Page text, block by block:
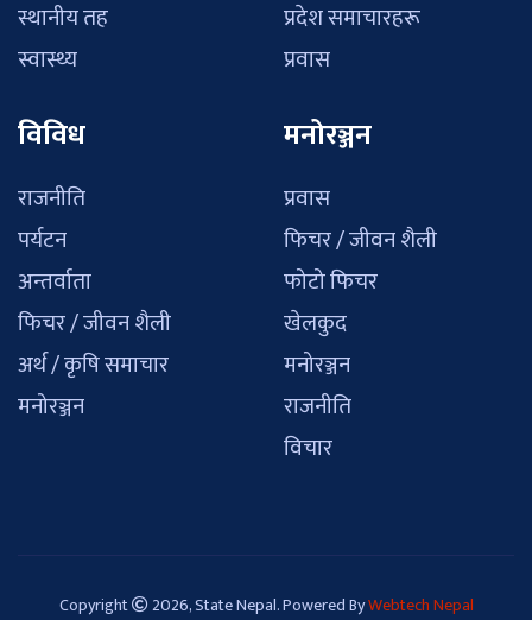
स्थानीय तह
स्वास्थ्य
प्रदेश समाचारहरू
प्रवास
विविध
राजनीति
पर्यटन
अन्तर्वाता
फिचर / जीवन शैली
अर्थ / कृषि समाचार
मनोरञ्जन
मनोरञ्जन
प्रवास
फिचर / जीवन शैली
फोटो फिचर
खेलकुद
मनोरञ्जन
राजनीति
विचार
Copyright 2026, State Nepal. Powered ByWebtech Nepal